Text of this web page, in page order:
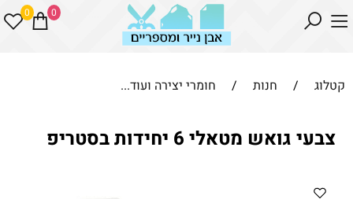
0 0
קטלוג / חנות / חומרי יצירה ועוד...
צבעי גואש מטאלי 6 יחידות בסטריפ